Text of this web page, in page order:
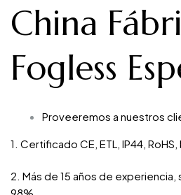
China
Fogless
Proveeremos a nuestros
1. Certificado CE, ETL, IP44, RoHS,
2. Más de 15 años de